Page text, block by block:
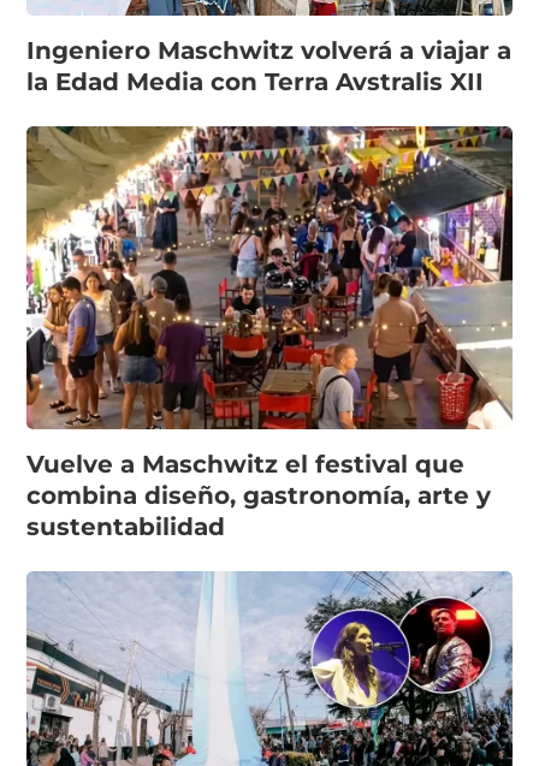
Ingeniero Maschwitz volverá a viajar a
la Edad Media con Terra Avstralis XII
Vuelve a Maschwitz el festival que
combina diseño, gastronomía, arte y
sustentabilidad